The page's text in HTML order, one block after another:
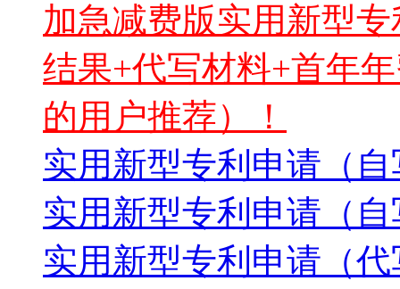
加急减费版实用新型
结果+代写材料+首年
的用户推荐）！
实用新型专利申请（
实用新型专利申请（
实用新型专利申请（